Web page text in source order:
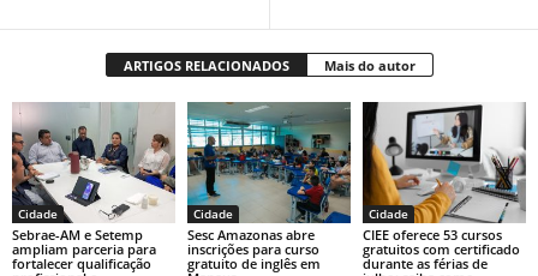
ARTIGOS RELACIONADOS Mais do autor
Cidade
Sebrae-AM e Setemp
ampliam parceria para
fortalecer qualificação
Cidade
Sesc Amazonas abre
inscrições para curso
gratuito de inglês em
Cidade
CIEE oferece 53 cursos
gratuitos com certificado
durante as férias de